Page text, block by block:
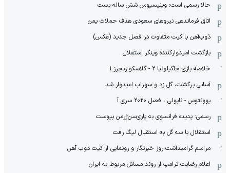
حالا رسمی است: وینیسیوس شش ساله بست
اتاق فرماندهی نیروهای سعودی هدف حملات یمن
ذوب‌آهن با کیت متفاوت در فصل جدید (عکس)
بازگشت امیدوارکننده وینگر استقلال
خلاصه بازی جاگیلونیا 2 - گلاسکو رنجرز 1
آسانی برگشت، گل زد و سهراب امیدوار شد
یوونتوس - ناپولی ، فصل 2020 سری آ
رسمی: پدیده فرانسوی به پاری‌سن‌ژرمن پیوست
استقلال با سه گل به استقبال لیگ رفت
مراسم گرامیداشت روز خبرنگار و رونمایی از کیت ذوب آهن
اعلام رضایت ترامپ از روند مسائل مربوط به ایران